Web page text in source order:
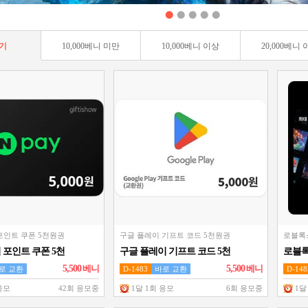
10,000베니 미만 10,000베니 이상 20,000베니
인트 쿠폰 5천원권
인트 쿠폰 5천
교환 5,500베니
모 42회 응모중
구글 플레이 기프트 코드 5천원권
구글 플레이 기프트 코드 5천
원권
D-1483 바로 교환 5,500베니
1달 1회 응모 6회 응모중
로블
로블
D-
1